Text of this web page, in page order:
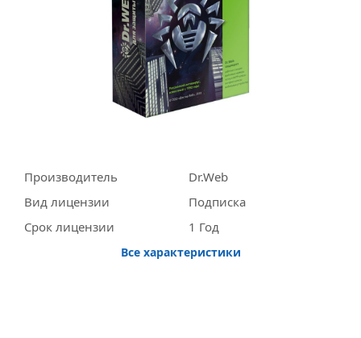
Производитель
Dr.Web
Вид лицензии
Подписка
Срок лицензии
1 Год
Все характеристики